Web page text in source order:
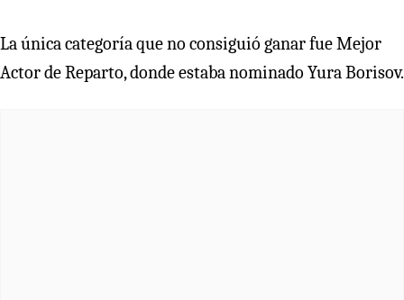
La única categoría que no consiguió ganar fue Mejor
Actor de Reparto, donde estaba nominado Yura Borisov.